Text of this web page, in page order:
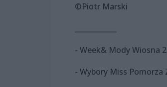
©Piotr Marski
- Week& Mody Wiosna
- Wybory Miss